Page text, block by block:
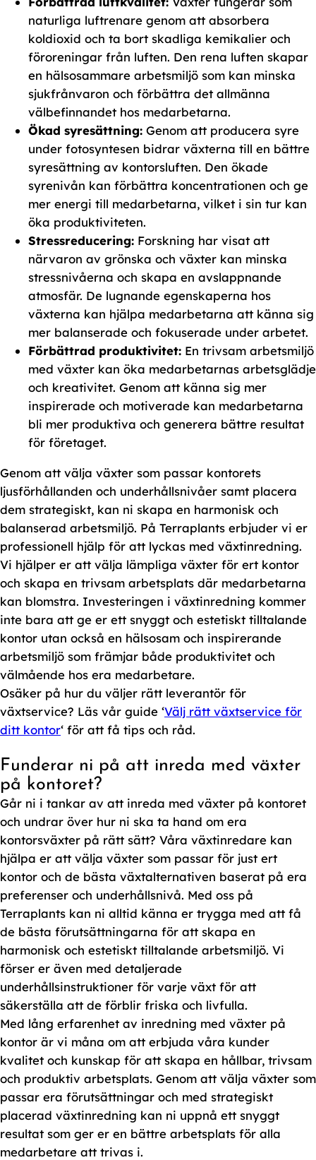
naturliga luftrenare genom att absorbera
koldioxid och ta bort skadliga kemikalier och
föroreningar från luften. Den rena luften skapar
en hälsosammare arbetsmiljö som kan minska
sjukfrånvaron och förbättra det allmänna
välbefinnandet hos medarbetarna.
Ökad syresättning: Genom att producera syre
under fotosyntesen bidrar växterna till en bättre
syresättning av kontorsluften. Den ökade
syrenivån kan förbättra koncentrationen och ge
mer energi till medarbetarna, vilket i sin tur kan
öka produktiviteten.
Stressreducering: Forskning har visat att
närvaron av grönska och växter kan minska
stressnivåerna och skapa en avslappnande
atmosfär. De lugnande egenskaperna hos
växterna kan hjälpa medarbetarna att känna sig
mer balanserade och fokuserade under arbetet.
Förbättrad produktivitet: En trivsam arbetsmiljö
med växter kan öka medarbetarnas arbetsglädje
och kreativitet. Genom att känna sig mer
inspirerade och motiverade kan medarbetarna
bli mer produktiva och generera bättre resultat
för företaget.
Genom att välja växter som passar kontorets
ljusförhållanden och underhållsnivåer samt placera
dem strategiskt, kan ni skapa en harmonisk och
balanserad arbetsmiljö. På Terraplants erbjuder vi er
professionell hjälp för att lyckas med växtinredning.
Vi hjälper er att välja lämpliga växter för ert kontor
och skapa en trivsam arbetsplats där medarbetarna
kan blomstra. Investeringen i växtinredning kommer
inte bara att ge er ett snyggt och estetiskt tilltalande
kontor utan också en hälsosam och inspirerande
arbetsmiljö som främjar både produktivitet och
välmående hos era medarbetare.
Osäker på hur du väljer rätt leverantör för
växtservice? Läs vår guide ‘Välj rätt växtservice för
ditt kontor‘ för att få tips och råd.
Funderar ni på att inreda med växter
på kontoret?
Går ni i tankar av att inreda med växter på kontoret
och undrar över hur ni ska ta hand om era
kontorsväxter på rätt sätt? Våra växtinredare kan
hjälpa er att välja växter som passar för just ert
kontor och de bästa växtalternativen baserat på era
preferenser och underhållsnivå. Med oss på
Terraplants kan ni alltid känna er trygga med att få
de bästa förutsättningarna för att skapa en
harmonisk och estetiskt tilltalande arbetsmiljö. Vi
förser er även med detaljerade
underhållsinstruktioner för varje växt för att
säkerställa att de förblir friska och livfulla.
Med lång erfarenhet av inredning med växter på
kontor är vi måna om att erbjuda våra kunder
kvalitet och kunskap för att skapa en hållbar, trivsam
och produktiv arbetsplats. Genom att välja växter som
passar era förutsättningar och med strategiskt
placerad växtinredning kan ni uppnå ett snyggt
resultat som ger er en bättre arbetsplats för alla
medarbetare att trivas i.